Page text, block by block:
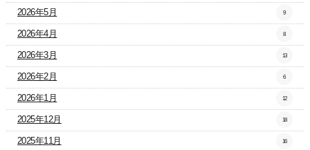
2026年5月 9
2026年4月 8
2026年3月 13
2026年2月 6
2026年1月 12
2025年12月 18
2025年11月 16